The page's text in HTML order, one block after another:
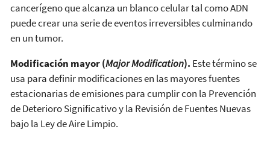
cancerígeno que alcanza un blanco celular tal como ADN
puede crear una serie de eventos irreversibles culminando
en un tumor.
Modificación mayor (Major Modification). Este término se
usa para definir modificaciones en las mayores fuentes
estacionarias de emisiones para cumplir con la Prevención
de Deterioro Significativo y la Revisión de Fuentes Nuevas
bajo la Ley de Aire Limpio.